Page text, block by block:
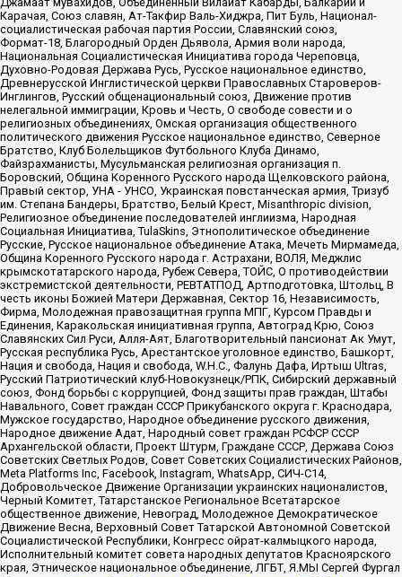
Карачая, Союз славян, Ат-Такфир Валь-Хиджра, Пит Буль, Национал-
социалистическая рабочая партия России, Славянский союз,
Формат-18, Благородный Орден Дьявола, Армия воли народа,
Национальная Социалистическая Инициатива города Череповца,
Духовно-Родовая Держава Русь, Русское национальное единство,
Древнерусской Инглистической церкви Православных Староверов-
Инглингов, Русский общенациональный союз, Движение против
нелегальной иммиграции, Кровь и Честь, О свободе совести и о
религиозных объединениях, Омская организация общественного
политического движения Русское национальное единство, Северное
Братство, Клуб Болельщиков Футбольного Клуба Динамо,
Файзрахманисты, Мусульманская религиозная организация п.
Боровский, Община Коренного Русского народа Щелковского района,
Правый сектор, УНА - УНСО, Украинская повстанческая армия, Тризуб
им. Степана Бандеры, Братство, Белый Крест, Misanthropic division,
Религиозное объединение последователей инглиизма, Народная
Социальная Инициатива, TulaSkins, Этнополитическое объединение
Русские, Русское национальное объединение Атака, Мечеть Мирмамеда,
Община Коренного Русского народа г. Астрахани, ВОЛЯ, Меджлис
крымскотатарского народа, Рубеж Севера, ТОЙС, О противодействии
экстремистской деятельности, РЕВТАТПОД, Артподготовка, Штольц, В
честь иконы Божией Матери Державная, Сектор 16, Независимость,
Фирма, Молодежная правозащитная группа МПГ, Курсом Правды и
Единения, Каракольская инициативная группа, Автоград Крю, Союз
Славянских Сил Руси, Алля-Аят, Благотворительный пансионат Ак Умут,
Русская республика Русь, Арестантское уголовное единство, Башкорт,
Нация и свобода, Нация и свобода, W.H.С., Фалунь Дафа, Иртыш Ultras,
Русский Патриотический клуб-Новокузнецк/РПК, Сибирский державный
союз, Фонд борьбы с коррупцией, Фонд защиты прав граждан, Штабы
Навального, Совет граждан СССР Прикубанского округа г. Краснодара,
Мужское государство, Народное объединение русского движения,
Народное движение Адат, Народный совет граждан РСФСР СССР
Архангельской области, Проект Штурм, Граждане СССР, Держава Союз
Советских Светлых Родов, Совет Советских Социалистических Районов,
Meta Platforms Inc, Facebook, Instagram, WhatsApp, СИЧ-С14,
Добровольческое Движение Организации украинских националистов,
Черный Комитет, Татарстанское Региональное Всетатарское
общественное движение, Невоград, Молодежное Демократическое
Движение Весна, Верховный Совет Татарской Автономной Советской
Социалистической Республики, Конгресс ойрат-калмыцкого народа,
Исполнительный комитет совета народных депутатов Красноярского
края, Этническое национальное объединение, ЛГБТ, Я.МЫ Сергей Фургал